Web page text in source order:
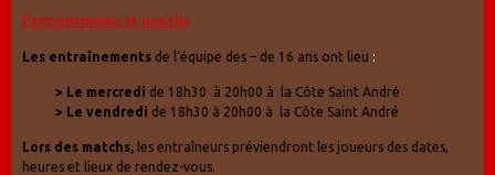
Entraînements et matchs
Les entraînements de l’équipe des – de 16 ans ont lieu :
> Le mercredi de 18h30 à 20h00 à la Côte Saint André
> Le vendredi de 18h30 à 20h00 à la Côte Saint André
Lors des matchs, les entraîneurs préviendront les joueurs des dates,
heures et lieux de rendez-vous.